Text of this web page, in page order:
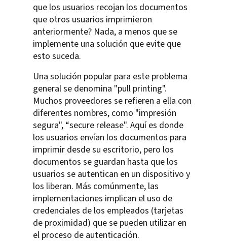
que los usuarios recojan los documentos
que otros usuarios imprimieron
anteriormente? Nada, a menos que se
implemente una solución que evite que
esto suceda.
Una solución popular para este problema
general se denomina "pull printing".
Muchos proveedores se refieren a ella con
diferentes nombres, como "impresión
segura", “secure release". Aquí es donde
los usuarios envían los documentos para
imprimir desde su escritorio, pero los
documentos se guardan hasta que los
usuarios se autentican en un dispositivo y
los liberan. Más comúnmente, las
implementaciones implican el uso de
credenciales de los empleados (tarjetas
de proximidad) que se pueden utilizar en
el proceso de autenticación.